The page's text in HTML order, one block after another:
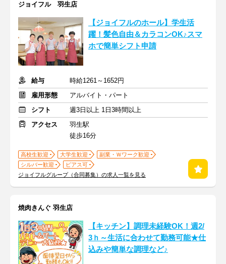
ジョイフル 羽生店
【ジョイフルのホール】学生活
躍！髪色自由＆カラコンOK♪スマ
ホで簡単シフト申請
給与
時給1261～1652円
雇用形態
アルバイト・パート
シフト
週3日以上 1日3時間以上
アクセス
羽生駅
徒歩16分
高校生歓迎 大学生歓迎
副業・Ｗワーク歓迎
シルバー歓迎
ピアス可
ジョイフルグループ（合同募集）の求人一覧を見る
焼肉きんぐ 羽生店
【キッチン】調理未経験OK！週2/
3ｈ～生活に合わせて勤務可能★仕
込みや簡単な調理など♪